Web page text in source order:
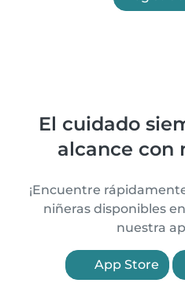
El cuidado
alcance con
¡Encuentre
niñeras disponibles
nuestra
App Store